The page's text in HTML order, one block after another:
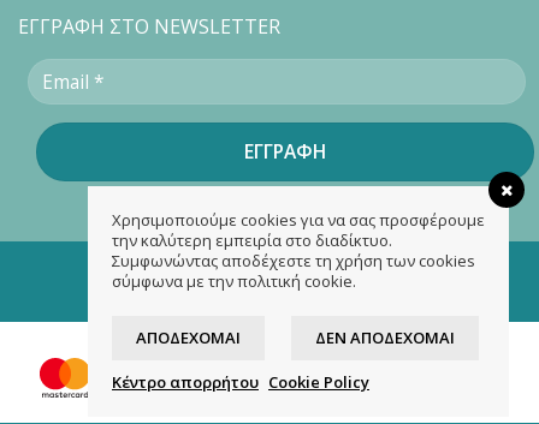
ΕΓΓΡΑΦΗ ΣΤΟ NEWSLETTER
Copyright 2026 ©doubletrouble.gr
Designed & developed by
Χρησιμοποιούμε cookies για να σας προσφέρουμε
την καλύτερη εμπειρία στο διαδίκτυο.
Συμφωνώντας αποδέχεστε τη χρήση των cookies
σύμφωνα με την πολιτική cookie.
ΑΠΟΔΈΧΟΜΑΙ ΔΕΝ ΑΠΟΔΈΧΟΜΑΙ
Κέντρο απορρήτου Cookie Policy